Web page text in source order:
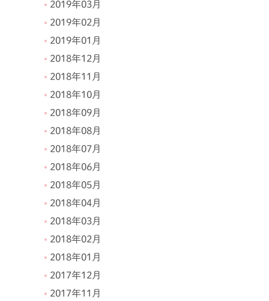
2019年03月
2019年02月
2019年01月
2018年12月
2018年11月
2018年10月
2018年09月
2018年08月
2018年07月
2018年06月
2018年05月
2018年04月
2018年03月
2018年02月
2018年01月
2017年12月
2017年11月